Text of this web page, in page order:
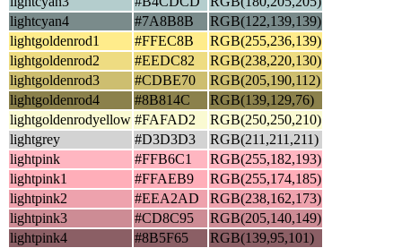
lightcyan4
#7A8B8B
RGB(122,139,139)
lightgoldenrod1
#FFEC8B
RGB(255,236,139)
lightgoldenrod2
#EEDC82
RGB(238,220,130)
lightgoldenrod3
#CDBE70
RGB(205,190,112)
lightgoldenrod4
#8B814C
RGB(139,129,76)
lightgoldenrodyellow #FAFAD2
RGB(250,250,210)
lightgrey
#D3D3D3
RGB(211,211,211)
lightpink
#FFB6C1
RGB(255,182,193)
lightpink1
#FFAEB9
RGB(255,174,185)
lightpink2
#EEA2AD
RGB(238,162,173)
lightpink3
#CD8C95
RGB(205,140,149)
lightpink4
#8B5F65
RGB(139,95,101)